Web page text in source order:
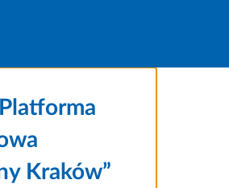
Kraków”